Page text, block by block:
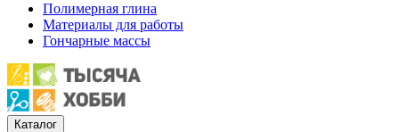
Полимерная глина
Материалы для работы
Гончарные массы
Каталог